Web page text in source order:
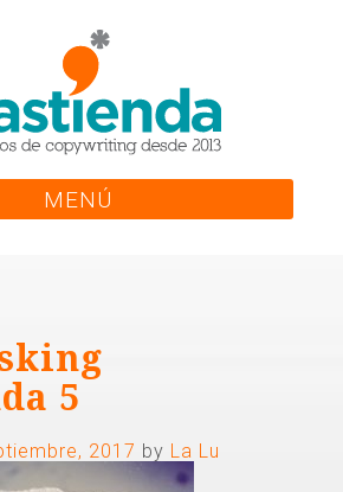
MENÚ
5
2017 by La Lu